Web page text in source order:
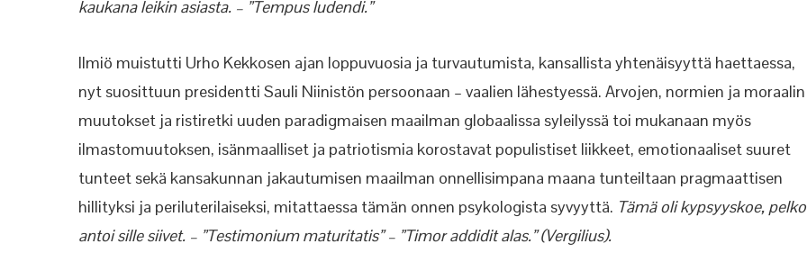
kaukana leikin asiasta. – ”Tempus ludendi.”
Ilmiö muistutti Urho Kekkosen ajan loppuvuosia ja turvautumista, kansallista yhtenäisyyttä haettaessa,
nyt suosittuun presidentti Sauli Niinistön persoonaan – vaalien lähestyessä. Arvojen, normien ja moraalin
muutokset ja ristiretki uuden paradigmaisen maailman globaalissa syleilyssä toi mukanaan myös
ilmastomuutoksen, isänmaalliset ja patriotismia korostavat populistiset liikkeet, emotionaaliset suuret
tunteet sekä kansakunnan jakautumisen maailman onnellisimpana maana tunteiltaan pragmaattisen
hillityksi ja periluterilaiseksi, mitattaessa tämän onnen psykologista syvyyttä. Tämä oli kypsyyskoe, pelko
antoi sille siivet. – ”Testimonium maturitatis” – ”Timor addidit alas.” (Vergilius).